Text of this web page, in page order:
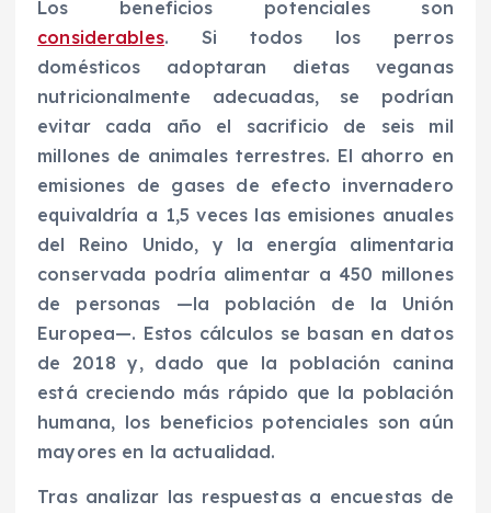
Los beneficios potenciales son
considerables. Si todos los perros
domésticos adoptaran dietas veganas
nutricionalmente adecuadas, se podrían
evitar cada año el sacrificio de seis mil
millones de animales terrestres. El ahorro en
emisiones de gases de efecto invernadero
equivaldría a 1,5 veces las emisiones anuales
del Reino Unido, y la energía alimentaria
conservada podría alimentar a 450 millones
de personas —la población de la Unión
Europea—. Estos cálculos se basan en datos
de 2018 y, dado que la población canina
está creciendo más rápido que la población
humana, los beneficios potenciales son aún
mayores en la actualidad.
Tras analizar las respuestas a encuestas de